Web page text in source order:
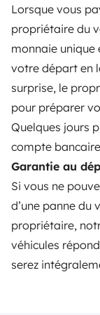
Lorsque vous
propriétaire du
monnaie unique
votre départ en
surprise, le
pour préparer
Quelques jours
compte
Garantie au
Si vous ne
d’une panne du
propriétaire,
véhicules
serez
Assistances
Aide propriétaire
Moyens de
Paiement en
l'App